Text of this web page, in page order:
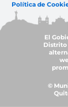
Política de
El
Distrito
©